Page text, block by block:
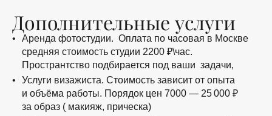
Дополнительные услуги
Аренда фотостудии. Оплата по часовая в Москве
средняя стоимость студии 2200 ₽\час.
Пространтство подбирается под ваши задачи,
Услуги визажиста. Стоимость зависит от опыта
и объёма работы. Порядок цен 7000 — 25 000 ₽
за образ ( макияж, прическа)